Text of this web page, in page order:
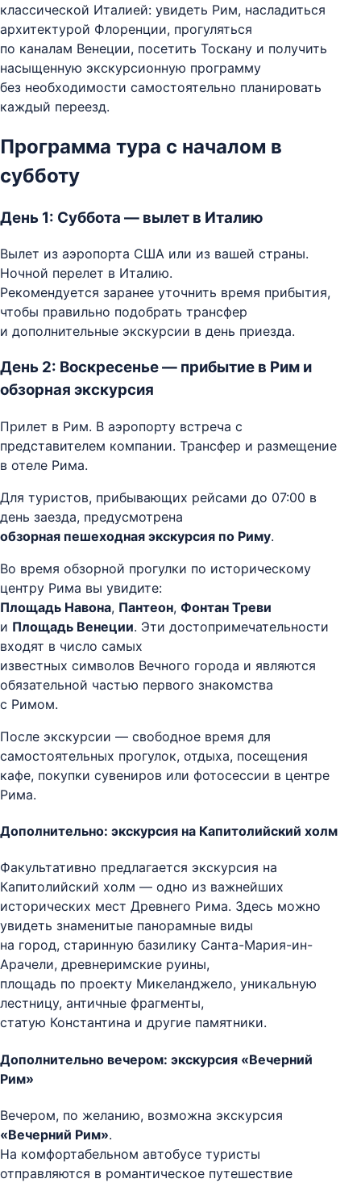
классической Италией: увидеть Рим, насладиться
архитектурой Флоренции, прогуляться
по каналам Венеции, посетить Тоскану и получить
насыщенную экскурсионную программу
без необходимости самостоятельно планировать
каждый переезд.
Программа тура с началом в
субботу
День 1: Суббота — вылет в Италию
Вылет из аэропорта США или из вашей страны.
Ночной перелет в Италию.
Рекомендуется заранее уточнить время прибытия,
чтобы правильно подобрать трансфер
и дополнительные экскурсии в день приезда.
День 2: Воскресенье — прибытие в Рим и
обзорная экскурсия
Прилет в Рим. В аэропорту встреча с
представителем компании. Трансфер и размещение
в отеле Рима.
Для туристов, прибывающих рейсами до 07:00 в
день заезда, предусмотрена
обзорная пешеходная экскурсия по Риму.
Во время обзорной прогулки по историческому
центру Рима вы увидите:
Площадь Навона, Пантеон, Фонтан Треви
и Площадь Венеции. Эти достопримечательности
входят в число самых
известных символов Вечного города и являются
обязательной частью первого знакомства
с Римом.
После экскурсии — свободное время для
самостоятельных прогулок, отдыха, посещения
кафе, покупки сувениров или фотосессии в центре
Рима.
Дополнительно: экскурсия на Капитолийский холм
Факультативно предлагается экскурсия на
Капитолийский холм — одно из важнейших
исторических мест Древнего Рима. Здесь можно
увидеть знаменитые панорамные виды
на город, старинную базилику Санта-Мария-ин-
Арачели, древнеримские руины,
площадь по проекту Микеланджело, уникальную
лестницу, античные фрагменты,
статую Константина и другие памятники.
Дополнительно вечером: экскурсия «Вечерний
Рим»
Вечером, по желанию, возможна экскурсия
«Вечерний Рим».
На комфортабельном автобусе туристы
отправляются в романтическое путешествие